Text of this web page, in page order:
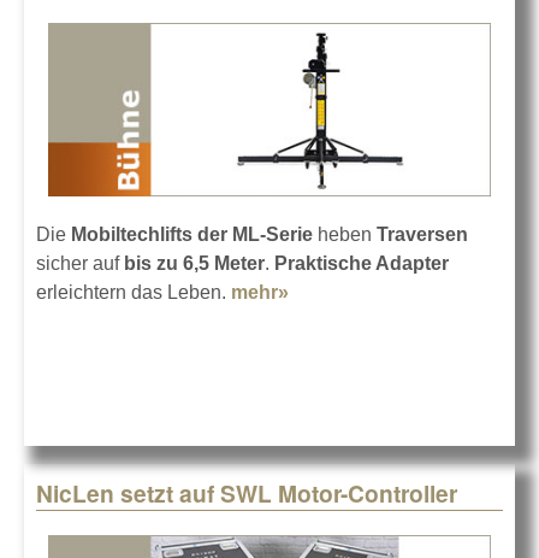
Die Mobiltechlifts der ML-Serie heben Traversen
sicher auf bis zu 6,5 Meter. Praktische Adapter
erleichtern das Leben. mehr»
NicLen setzt auf SWL Motor-Controller